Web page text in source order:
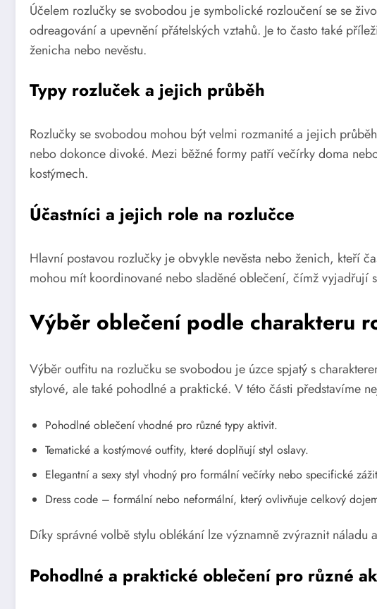
Účelem rozlučky se svobodou je symbolické rozloučení se se
odreagování a upevnění přátelských vztahů. Je to často také
ženicha nebo nevěstu.
Typy rozluček a jejich průběh
Rozlučky se svobodou mohou být velmi rozmanité a jejich
nebo dokonce divoké. Mezi běžné formy patří večírky doma
kostýmech.
Účastníci a jejich role na rozlučce
Hlavní postavou rozlučky je obvykle nevěsta nebo ženich, kteří
mohou mít koordinované nebo sladěné oblečení, čímž vyjadřují
Výběr oblečení podle charakteru
Výběr outfitu na rozlučku se svobodou je úzce spjatý s
stylové, ale také pohodlné a praktické. V této části představíme
Pohodlné oblečení vhodné pro různé typy aktivit.
Tematické a kostýmové outfity, které doplňují styl oslavy.
Elegantní a sexy styl vhodný pro formální večírky nebo specifické
Dress code – formální nebo neformální, který ovlivňuje celkový
Díky správné volbě stylu oblékání lze významně zvýraznit
Pohodlné a praktické oblečení pro různé